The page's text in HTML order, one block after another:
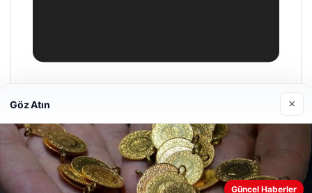
29/04/2026
Web sitemizi nasıl kullandığınızı daha iyi anlayabilmek,
Göz Atın ×
Güncel Haberler